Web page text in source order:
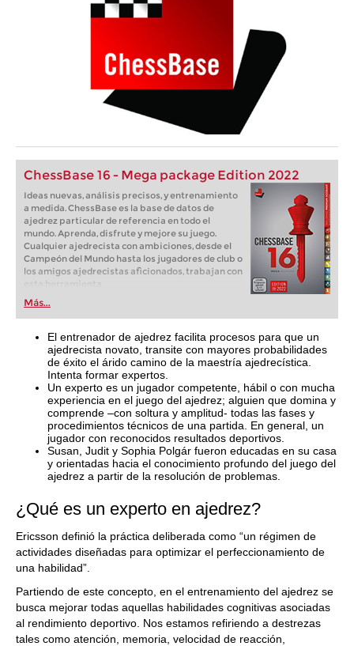
ChessBase 16 - Mega package Edition 2022
Ideas nuevas, análisis precisos, y entrenamiento
a medida. ChessBase es la base de datos de
ajedrez particular de referencia en todo el
mundo. Aprenda, disfrute y mejore su juego.
Cualquier ajedrecista con ambiciones, desde el
Campeón del Mundo hasta los jugadores de club o
los amigos ajedrecistas aficionados, trabajan con
Más...
El entrenador de ajedrez facilita procesos para que un
ajedrecista novato, transite con mayores probabilidades
de éxito el árido camino de la maestría ajedrecística.
Intenta formar expertos.
Un experto es un jugador competente, hábil o con mucha
experiencia en el juego del ajedrez; alguien que domina y
comprende –con soltura y amplitud- todas las fases y
procedimientos técnicos de una partida. En general, un
jugador con reconocidos resultados deportivos.
Susan, Judit y Sophia Polgár fueron educadas en su casa
y orientadas hacia el conocimiento profundo del juego del
ajedrez a partir de la resolución de problemas.
¿Qué es un experto en ajedrez?
Ericsson definió la práctica deliberada como “un régimen de
actividades diseñadas para optimizar el perfeccionamiento de
una habilidad”.
Partiendo de este concepto, en el entrenamiento del ajedrez se
busca mejorar todas aquellas habilidades cognitivas asociadas
al rendimiento deportivo. Nos estamos refiriendo a destrezas
tales como atención, memoria, velocidad de reacción,